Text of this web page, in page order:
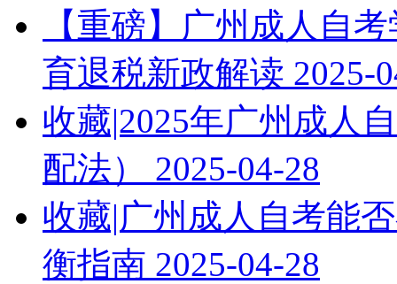
【重磅】广州成人自
育退税新政解读 2025-
收藏|2025年广州成人
配法）
2025-04-28
收藏|广州成人自考能
衡指南 2025-04-28